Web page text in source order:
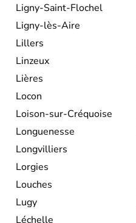
Ligny-Saint-Flochel
Ligny-lès-Aire
Lillers
Linzeux
Lières
Locon
Loison-sur-Créquoise
Longuenesse
Longvilliers
Lorgies
Louches
Lugy
Léchelle